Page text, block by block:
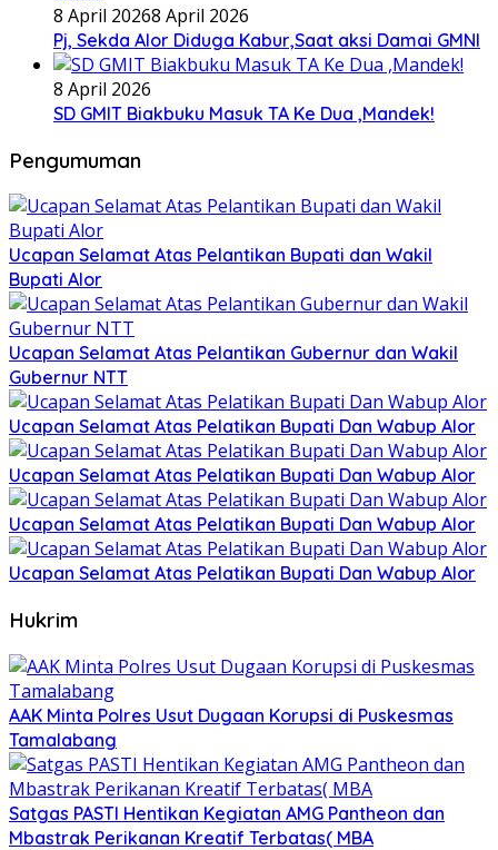
8 April 20268 April 2026
Pj, Sekda Alor Diduga Kabur,Saat aksi Damai GMNI
8 April 2026
SD GMIT Biakbuku Masuk TA Ke Dua ,Mandek!
Pengumuman
Ucapan Selamat Atas Pelantikan Bupati dan Wakil
Bupati Alor
Ucapan Selamat Atas Pelantikan Gubernur dan Wakil
Gubernur NTT
Ucapan Selamat Atas Pelatikan Bupati Dan Wabup Alor
Ucapan Selamat Atas Pelatikan Bupati Dan Wabup Alor
Ucapan Selamat Atas Pelatikan Bupati Dan Wabup Alor
Ucapan Selamat Atas Pelatikan Bupati Dan Wabup Alor
Hukrim
AAK Minta Polres Usut Dugaan Korupsi di Puskesmas
Tamalabang
Satgas PASTI Hentikan Kegiatan AMG Pantheon dan
Mbastrak Perikanan Kreatif Terbatas( MBA